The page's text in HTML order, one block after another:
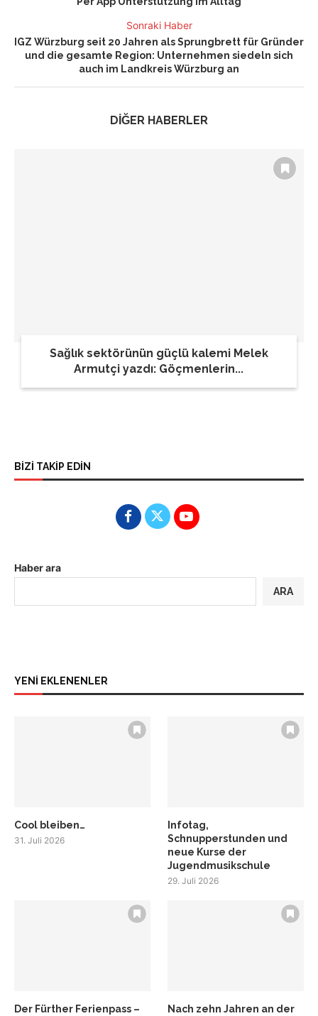
Sonraki Haber
IGZ Würzburg seit 20 Jahren als Sprungbrett für Gründer
und die gesamte Region: Unternehmen siedeln sich
auch im Landkreis Würzburg an
DİĞER HABERLER
Sağlık sektörünün güçlü kalemi Melek
Armutçi yazdı: Göçmenlerin...
BİZİ TAKİP EDİN
Haber ara
ARA
YENİ EKLENENLER
Cool bleiben…
31. Juli 2026
Infotag,
Schnupperstunden und
neue Kurse der
Jugendmusikschule
29. Juli 2026
Der Fürther Ferienpass –
Nach zehn Jahren an der